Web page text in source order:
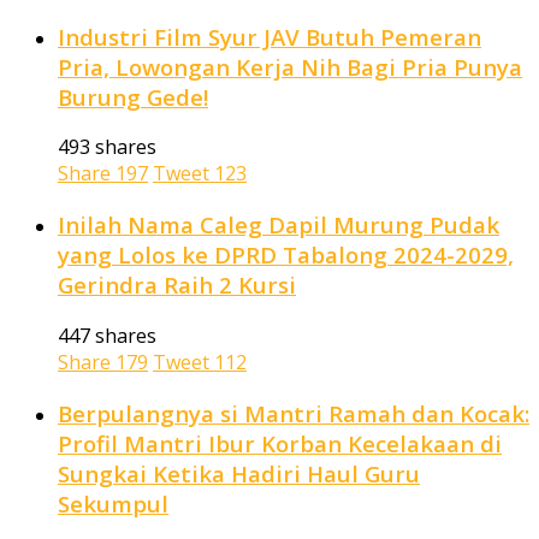
Industri Film Syur JAV Butuh Pemeran
Pria, Lowongan Kerja Nih Bagi Pria Punya
Burung Gede!
493 shares
Share 197 Tweet 123
Inilah Nama Caleg Dapil Murung Pudak
yang Lolos ke DPRD Tabalong 2024-2029,
Gerindra Raih 2 Kursi
447 shares
Share 179 Tweet 112
Berpulangnya si Mantri Ramah dan Kocak:
Profil Mantri Ibur Korban Kecelakaan di
Sungkai Ketika Hadiri Haul Guru
Sekumpul